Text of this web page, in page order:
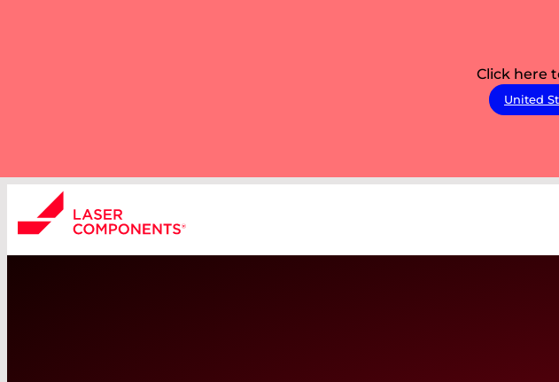
Click here
United